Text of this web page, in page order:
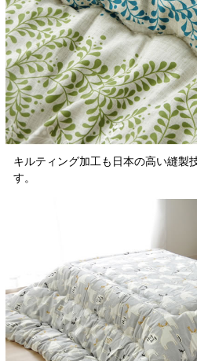
キルティング加工も日本の高い縫製
す。